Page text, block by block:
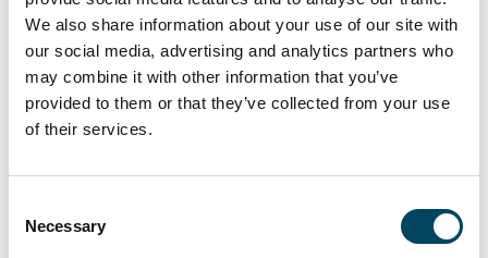
We also share information about your use of our site with
our social media, advertising and analytics partners who
may combine it with other information that you’ve
provided to them or that they’ve collected from your use
of their services.
Selection
Necessary
Göteborgs absolut bästa logistiklägen i ett av
stadens främsta verksamhetsområden,
beläget precis i anslutning till E6 och övriga
stora trafikleder”, kommenterar Ulf Palmung,
VD för Palmung Mellin Fastigheter.
Till pressmeddelandet